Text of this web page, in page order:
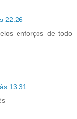
22:26
enforços de todo
13:31